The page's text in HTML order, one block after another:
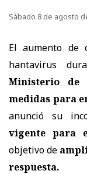
Sábado 8 de agosto
El aumento de
hantavirus
Ministerio
medidas para
anunció su
vigente para
objetivo de
respuesta.